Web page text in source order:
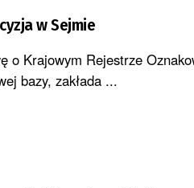
w Sejmie
o Krajowym Rejestrze
bazy, zakłada ...